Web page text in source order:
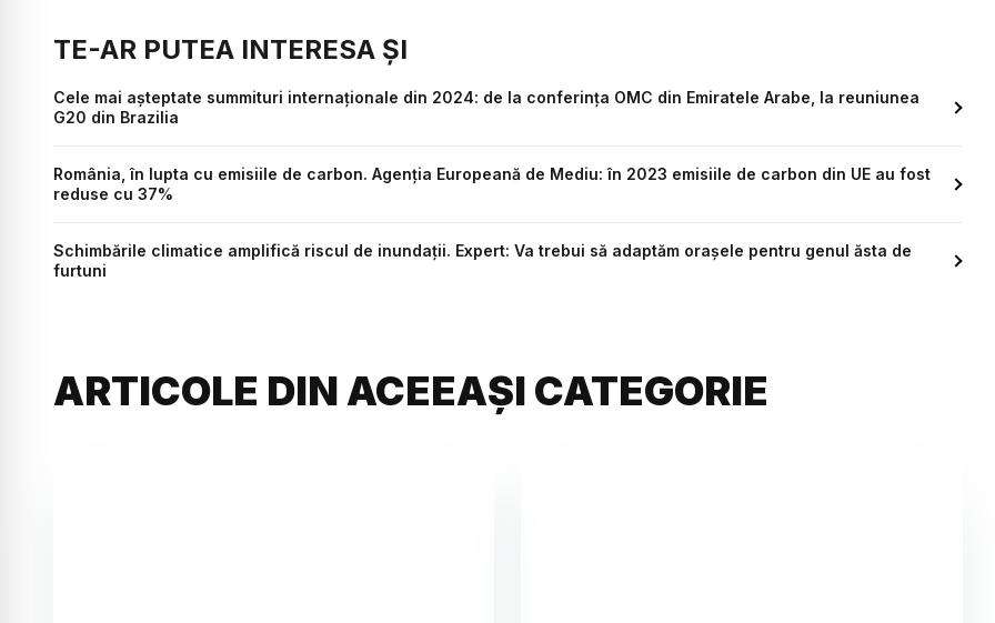
TE-AR PUTEA INTERESA ȘI
Cele mai așteptate summituri internaționale din 2024: de la conferința OMC din Emiratele Arabe, la reuniunea
G20 din Brazilia
România, în lupta cu emisiile de carbon. Agenția Europeană de Mediu: în 2023 emisiile de carbon din UE au fost
reduse cu 37%
Schimbările climatice amplifică riscul de inundații. Expert: Va trebui să adaptăm orașele pentru genul ăsta de
furtuni
ARTICOLE DIN ACEEAȘI CATEGORIE